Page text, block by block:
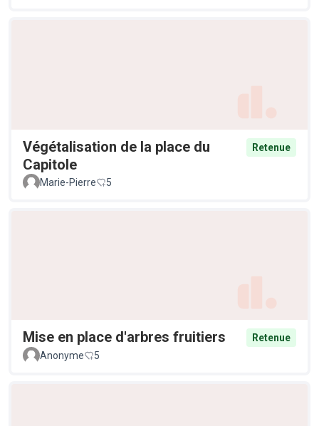
Végétalisation de la place du
Capitole
Retenue
Marie-Pierre 5
Mise en place d'arbres fruitiers
Retenue
Anonyme
5